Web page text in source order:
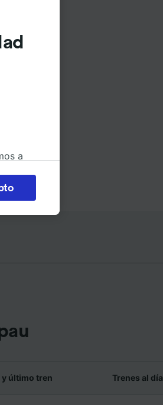
y último tren Trenes al día
a
la